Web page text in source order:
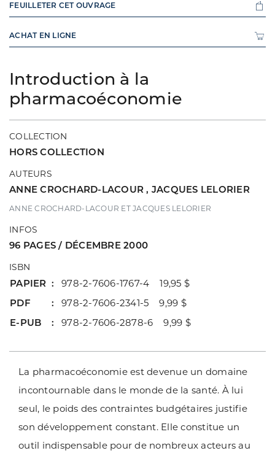
Introduction à la
pharmacoéconomie
COLLECTION
HORS COLLECTION
AUTEURS
ANNE CROCHARD-LACOUR, JACQUES LELORIER
ANNE CROCHARD-LACOUR ET JACQUES LELORIER
INFOS
96 PAGES / DÉCEMBRE 2000
ISBN
PAPIER
978-2-7606-1767-4 19,95 $
PDF
978-2-7606-2341-5 9,99 $
E-PUB
978-2-7606-2878-6 9,99 $
La pharmacoéconomie est devenue un domaine
incontournable dans le monde de la santé. À lui
seul, le poids des contraintes budgétaires justifie
son développement constant. Elle constitue un
outil indispensable pour de nombreux acteurs au
FEUILLETER CET OUVRAGE
ACHAT EN LIGNE